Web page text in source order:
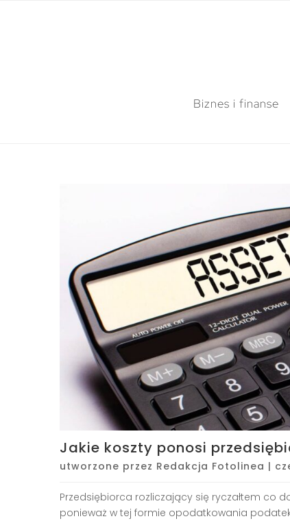
Biznes i finanse
Jakie koszty ponosi
utworzone przez Redakcja Fotolinea |
Przedsiębiorca rozliczający się ryczałtem co
ponieważ w tej formie opodatkowania